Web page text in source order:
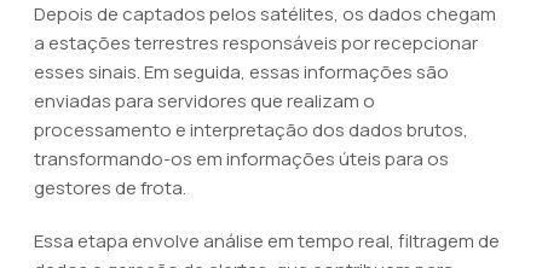
Depois de captados pelos satélites, os dados chegam
a estações terrestres responsáveis por recepcionar
esses sinais. Em seguida, essas informações são
enviadas para servidores que realizam o
processamento e interpretação dos dados brutos,
transformando-os em informações úteis para os
gestores de frota.
Essa etapa envolve análise em tempo real, filtragem de